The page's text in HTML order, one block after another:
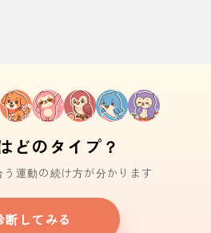
どのタイプ？
運動の続け方が分かります
断してみる